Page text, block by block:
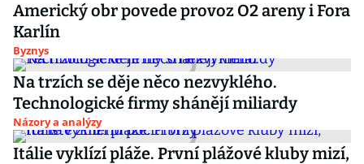
Americký obr povede provoz O2 areny i Fora
Karlín
Byznys
Na trzích se děje něco nezvyklého.
Technologické firmy shánějí miliardy
Názory a analýzy
Itálie vyklízí pláže. První plážové kluby mizí,